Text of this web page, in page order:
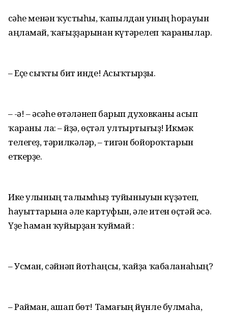
Әсәһе менән ҡустыһы, ҡапылдан уның һорауын
аңламай, ҡағыҙҙарынан күтәрелеп ҡаранылар.
– Еҫе сыҡты бит инде! Асыҡтырҙы.
– Ә-ә! – әсәһе өтәләнеп барып духовканы асып
ҡараны ла: – Әйҙә, өҫтәл ултыртығыҙ! Икмәк
телегеҙ, тәрилкәләр, – тигән бойороҡтарын
еткерҙе.
Ике улының талымһыҙ туйыныуын күҙәтеп,
һауыттарына әле картуфын, әле итен өҫтәй әсә.
Үҙе һаман ҡуйырҙан ҡуймай :
– Усман, сәйнәп йотһаңсы, ҡайҙа ҡабаланаһың?
– Райман, ашап бөт! Тамағың йүнле булмаһа,